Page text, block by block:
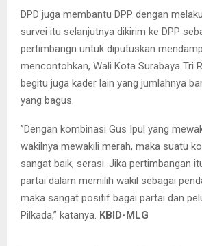
DPD juga membantu DPP dengan
survei itu selanjutnya dikirim ke DPP
pertimbangn untuk diputuskan
mencontohkan, Wali Kota Surabaya Tri
begitu juga kader lain yang jumlahnya
yang bagus.
”Dengan kombinasi Gus Ipul yang
wakilnya mewakili merah, maka suatu
sangat baik, serasi. Jika pertimbangan
partai dalam memilih wakil sebagai
maka sangat positif bagai partai dan
Pilkada,” katanya. KBID-MLG